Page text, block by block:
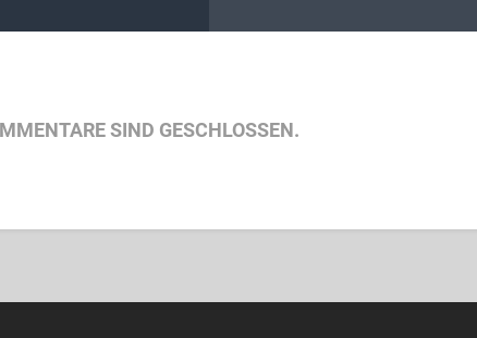
SIND GESCHLOSSEN.